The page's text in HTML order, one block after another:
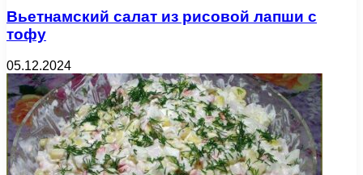
Вьетнамский салат из рисовой лапши с
тофу
05.12.2024